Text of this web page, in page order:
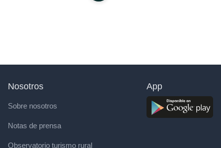
Nosotros
Sobre nosotros
Notas de prensa
Observatorio turismo rural
App